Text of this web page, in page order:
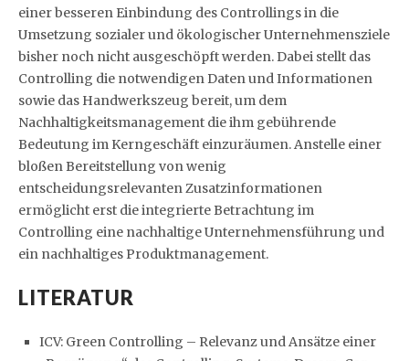
einer besseren Einbindung des Controllings in die
Umsetzung sozialer und ökologischer Unternehmensziele
bisher noch nicht ausgeschöpft werden. Dabei stellt das
Controlling die notwendigen Daten und Informationen
sowie das Handwerkszeug bereit, um dem
Nachhaltigkeitsmanagement die ihm gebührende
Bedeutung im Kerngeschäft einzuräumen. Anstelle einer
bloßen Bereitstellung von wenig
entscheidungsrelevanten Zusatzinformationen
ermöglicht erst die integrierte Betrachtung im
Controlling eine nachhaltige Unternehmensführung und
ein nachhaltiges Produktmanagement.
LITERATUR
ICV: Green Controlling – Relevanz und Ansätze einer